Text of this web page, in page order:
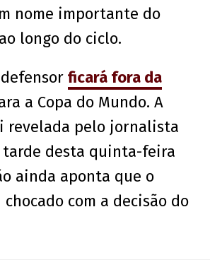
nome importante do
longo do ciclo.
ficará fora da
a Copa do Mundo. A
revelada pelo jornalista
tarde desta quinta-feira
ainda aponta que o
com a decisão do